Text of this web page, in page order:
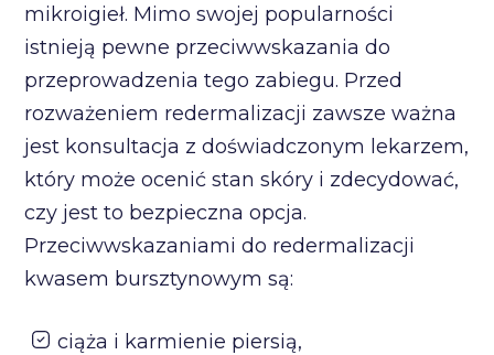
mikroigieł. Mimo swojej popularności
istnieją pewne przeciwwskazania do
przeprowadzenia tego zabiegu. Przed
rozważeniem redermalizacji zawsze ważna
jest konsultacja z doświadczonym lekarzem,
który może ocenić stan skóry i zdecydować,
czy jest to bezpieczna opcja.
Przeciwwskazaniami do redermalizacji
kwasem bursztynowym są:
ciąża i karmienie piersią,